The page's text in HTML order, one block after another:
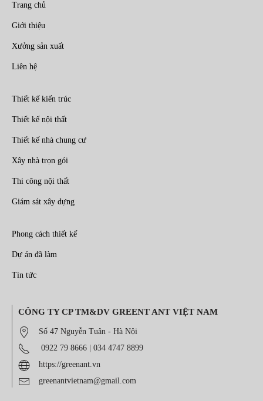
Trang chủ
Giới thiệu
Xưởng sản xuất
Liên hệ
Thiết kế kiến trúc
Thiết kế nội thất
Thiết kế nhà chung cư
Xây nhà trọn gói
Thi công nội thất
Giám sát xây dựng
Phong cách thiết kế
Dự án đã làm
Tin tức
CÔNG TY CP TM&DV GREENT ANT VIỆT NAM
Số 47 Nguyễn Tuân - Hà Nội
0922 79 8666
034 4747 8899
https://greenant.vn
greenantvietnam@gmail.com